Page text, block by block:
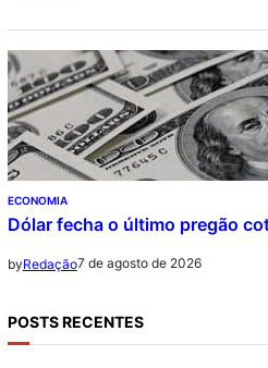
ECONOMIA
Dólar fecha o último pregão
byRedação7 de agosto de 2026
POSTS RECENTES